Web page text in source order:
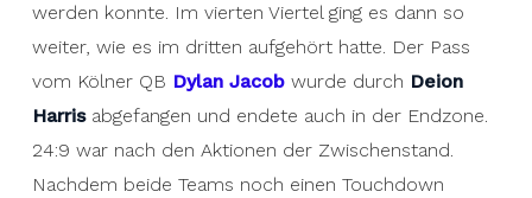
werden konnte. Im vierten Viertel ging es dann so
weiter, wie es im dritten aufgehört hatte. Der Pass
vom Kölner QB Dylan Jacobwurde durch Deion
Harrisabgefangen und endete auch in der Endzone.
24:9 war nach den Aktionen der Zwischenstand.
Nachdem beide Teams noch einen Touchdown